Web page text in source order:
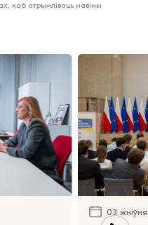
каб атрымліваць навіны
03